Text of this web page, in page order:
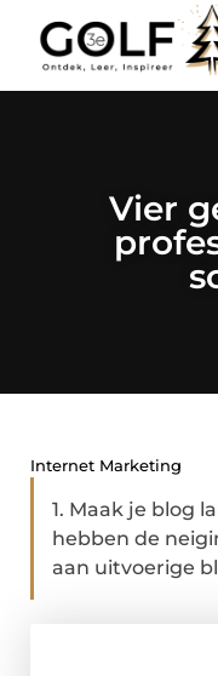
Vier
Internet Marketing
1. Maak je blog
hebben de
aan uitvoerige